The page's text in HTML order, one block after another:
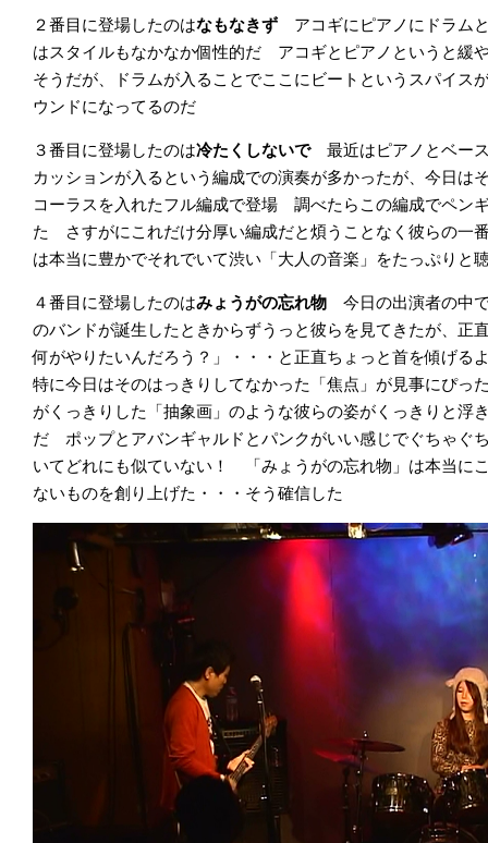
２番目に登場したのはなもなきず アコギにピアノにドラム
はスタイルもなかなか個性的だ アコギとピアノというと緩
そうだが、ドラムが入ることでここにビートというスパイス
ウンドになってるのだ
３番目に登場したのは冷たくしないで 最近はピアノとベー
カッションが入るという編成での演奏が多かったが、今日は
コーラスを入れたフル編成で登場 調べたらこの編成でペン
た さすがにこれだけ分厚い編成だと煩うことなく彼らの一
は本当に豊かでそれでいて渋い「大人の音楽」をたっぷりと
４番目に登場したのはみょうがの忘れ物 今日の出演者の中
のバンドが誕生したときからずうっと彼らを見てきたが、正
何がやりたいんだろう？」・・・と正直ちょっと首を傾げ
特に今日はそのはっきりしてなかった「焦点」が見事にぴっ
がくっきりした「抽象画」のような彼らの姿がくっきりと
だ ポップとアバンギャルドとパンクがいい感じでぐちゃぐ
いてどれにも似ていない！ 「みょうがの忘れ物」は本当に
ないものを創り上げた・・・そう確信した